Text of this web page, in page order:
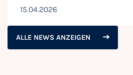
15.04.2026
ALLE NEWS ANZEIGEN